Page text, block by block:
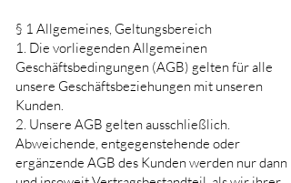
§ 1 Allgemeines, Geltungsbereich
1. Die vorliegenden Allgemeinen
Geschäftsbedingungen (AGB) gelten für alle
unsere Geschäftsbeziehungen mit unseren
Kunden.
2. Unsere AGB gelten ausschließlich.
Abweichende, entgegenstehende oder
ergänzende AGB des Kunden werden nur dann